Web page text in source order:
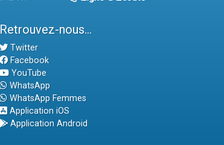
Retrouvez-nous...
Twitter
Facebook
YouTube
WhatsApp
WhatsApp Femmes
Application iOS
Application Android